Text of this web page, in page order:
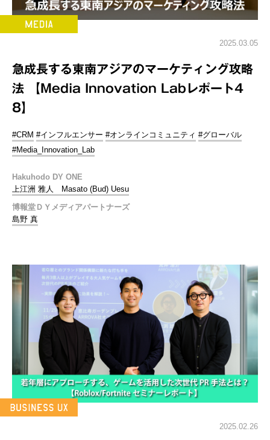
2025.03.05
急成長する東南アジアのマーケティング攻略
法 【Media Innovation Labレポート4
8】
#CRM #インフルエンサー #オンラインコミュニティ #グローバル
#Media_Innovation_Lab
Hakuhodo DY ONE
上江洲 雅人 Masato (Bud) Uesu
博報堂ＤＹメディアパートナーズ
島野 真
2025.02.26